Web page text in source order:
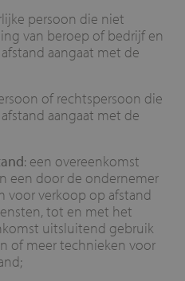
persoon die niet
van beroep of bedrijf en
aangaat met de
of rechtspersoon die
aangaat met de
: een overeenkomst
een door de ondernemer
voor verkoop op afstand
tot en met het
uitsluitend gebruik
of meer technieken voor